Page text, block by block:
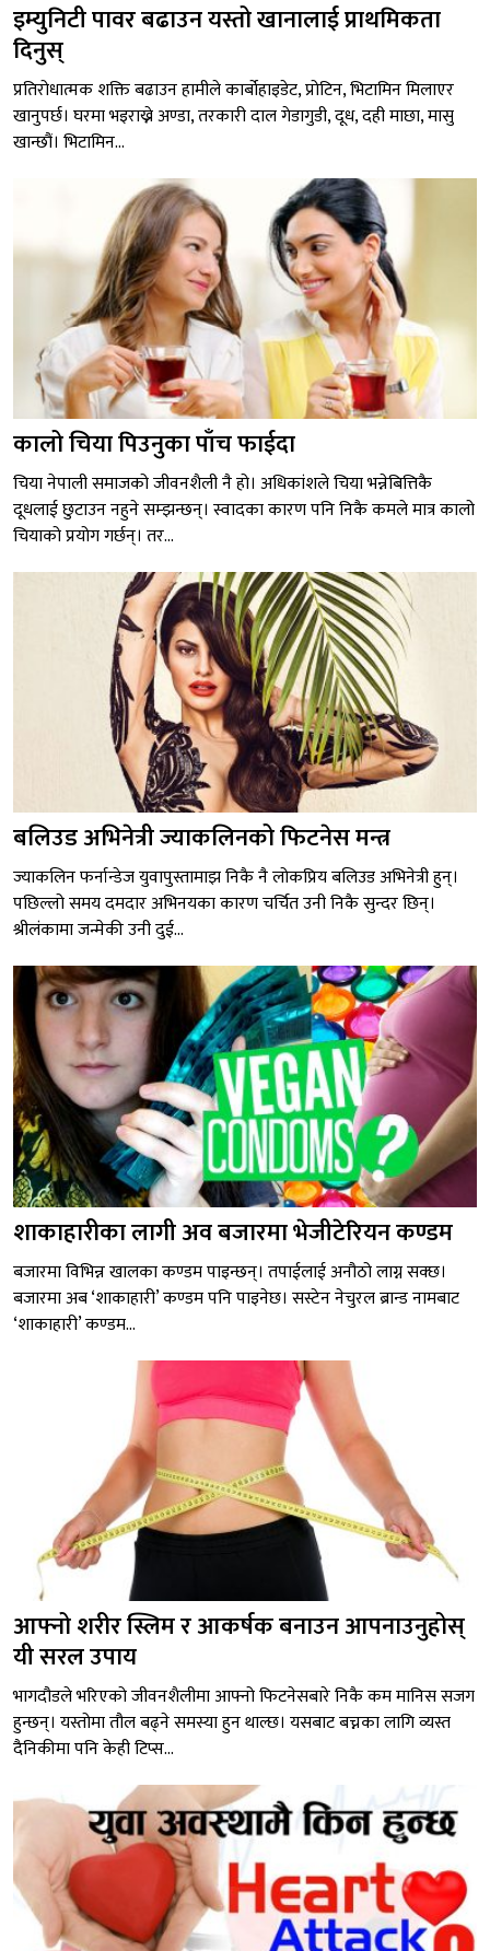
इम्युनिटी पावर बढाउन यस्तो खानालाई प्राथमिकता
दिनुस्
प्रतिरोधात्मक शक्ति बढाउन हामीले कार्बोहाइडेट, प्रोटिन, भिटामिन मिलाएर
खानुपर्छ। घरमा भइराख्ने अण्डा, तरकारी दाल गेडागुडी, दूध, दही माछा, मासु
खान्छौं। भिटामिन...
कालो चिया पिउनुका पाँच फाईदा
चिया नेपाली समाजको जीवनशैली नै हो। अधिकांशले चिया भन्नेबित्तिकै
दूधलाई छुटाउन नहुने सम्झन्छन्। स्वादका कारण पनि निकै कमले मात्र कालो
चियाको प्रयोग गर्छन्। तर...
बलिउड अभिनेत्री ज्याकलिनको फिटनेस मन्त्र
ज्याकलिन फर्नान्डेज युवापुस्तामाझ निकै नै लोकप्रिय बलिउड अभिनेत्री हुन्।
पछिल्लो समय दमदार अभिनयका कारण चर्चित उनी निकै सुन्दर छिन्।
श्रीलंकामा जन्मेकी उनी दुई...
शाकाहारीका लागी अव बजारमा भेजीटेरियन कण्डम
बजारमा विभिन्न खालका कण्डम पाइन्छन्। तपाईलाई अनौठो लाग्न सक्छ।
बजारमा अब ‘शाकाहारी’ कण्डम पनि पाइनेछ। सस्टेन नेचुरल ब्रान्ड नामबाट
‘शाकाहारी’ कण्डम...
आफ्नो शरीर स्लिम र आकर्षक बनाउन आपनाउनुहोस्
यी सरल उपाय
भागदौडले भरिएको जीवनशैलीमा आफ्नो फिटनेसबारे निकै कम मानिस सजग
हुन्छन्। यस्तोमा तौल बढ्ने समस्या हुन थाल्छ। यसबाट बच्नका लागि व्यस्त
दैनिकीमा पनि केही टिप्स...